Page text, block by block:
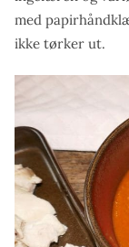
med
ikke tørker ut.